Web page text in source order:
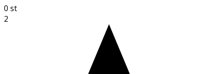
0 st
2